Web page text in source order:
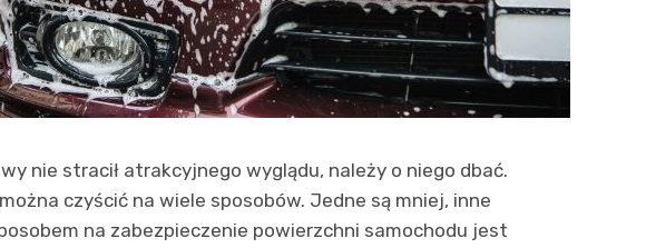
nie stracił atrakcyjnego wyglądu, należy o niego dbać.
czyścić na wiele sposobów. Jedne są mniej, inne
na zabezpieczenie powierzchni samochodu jest